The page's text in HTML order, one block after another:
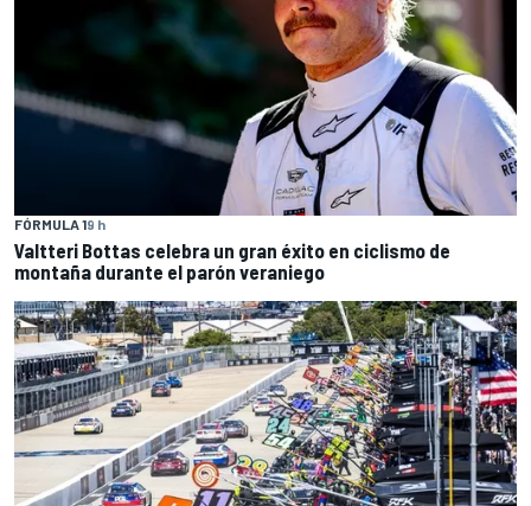
FÓRMULA 19 h
Valtteri Bottas celebra un gran éxito en ciclismo de
montaña durante el parón veraniego